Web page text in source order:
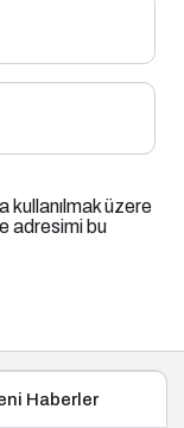
kullanılmak üzere
adresimi bu
Haberler